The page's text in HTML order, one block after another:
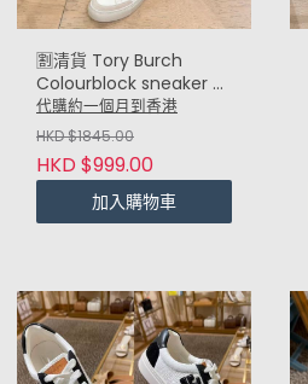
🈹️清貨 Tory Burch
Colourblock sneaker 拼
色波鞋 (紅白 Red
White)
代購約一個月到香港
HKD $1845.00
HKD $999.00
加入購物車